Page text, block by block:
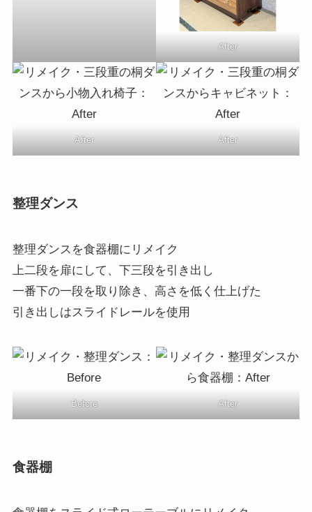
After
After After
整理ダンス
整理ダンスを食器棚にリメイク
上二段を扉にして、下三段を引き出し
一番下の一段を取り除き、高さを低く仕上げた
引き出しはスライドレールを使用
Before After
食器棚